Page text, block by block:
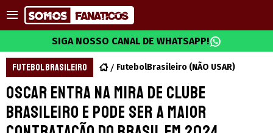
SIGA NOSSO CANAL DE WHATSAPP!
FUTEBOL BRASILEIRO FutebolBrasileiro (NÃO USAR)
Oscar entra na mira de clube
brasileiro e pode ser a maior